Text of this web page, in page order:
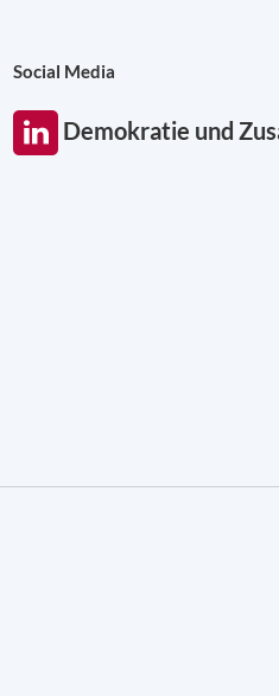
Social Media
Demokratie und